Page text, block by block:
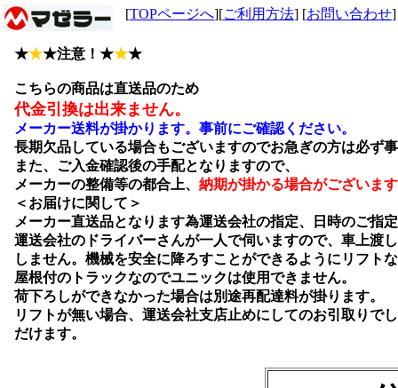
★★★注意！★★★
こちらの商品は直送品のため
代金引換は出来ません。
メーカー送料が掛かります。事前にご確認ください。
長期欠品している場合もございますのでお急ぎの方は必ず
また、ご入金確認後の手配となりますので、
メーカーの整備等の都合上、 納期が掛かる場合がございま
＜お届けに関して＞
メーカー直送品となります為運送会社の指定、日時のご指
運送会社のドライバーさんが一人で伺いますので、車上渡
しません。機械を安全に降ろすことができるようにリフト
屋根付のトラックなのでユニックは使用できません。
荷下ろしができなかった場合は別途再配達料が掛ります。
リフトが無い場合、運送会社支店止めにしてのお引取りで
だけます。
[TOPページへ][ご利用方法] [お問い合わせ